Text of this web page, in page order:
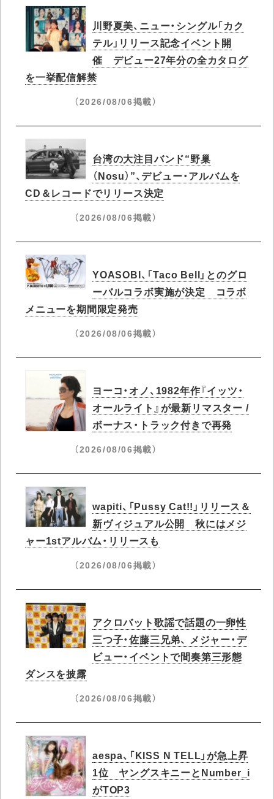
川野夏美、ニュー・シングル「カク
テル」リリース記念イベント開
催 デビュー27年分の全カタログ
を一挙配信解禁
（2026/08/06掲載）
台湾の大注目バンド“野巢
（Nosu）”、デビュー・アルバムを
CD＆レコードでリリース決定
（2026/08/06掲載）
YOASOBI、「Taco Bell」とのグロ
ーバルコラボ実施が決定 コラボ
メニューを期間限定発売
（2026/08/06掲載）
ヨーコ・オノ、1982年作『イッツ・
オールライト』が最新リマスター /
ボーナス・トラック付きで再発
（2026/08/06掲載）
wapiti、「Pussy Cat!!」リリース＆
新ヴィジュアル公開 秋にはメジ
ャー1stアルバム・リリースも
（2026/08/06掲載）
アクロバット歌謡で話題の一卵性
三つ子・佐藤三兄弟、 メジャー・デ
ビュー・イベントで間奏第三形態
ダンスを披露
（2026/08/06掲載）
aespa、「KISS N TELL」が急上昇
1位 ヤングスキニーとNumber_i
がTOP3